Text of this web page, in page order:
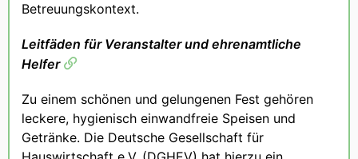
Betreuungskontext.
Leitfäden für Veranstalter und ehrenamtliche
Helfer
Zu einem schönen und gelungenen Fest gehören
leckere, hygienisch einwandfreie Speisen und
Getränke. Die Deutsche Gesellschaft für